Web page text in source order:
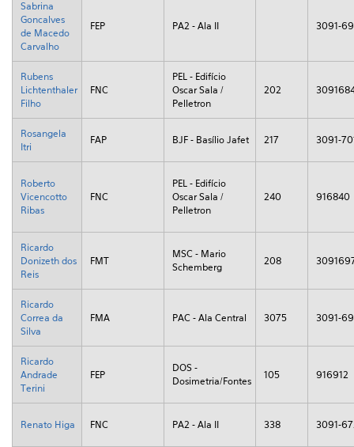
Sabrina
Goncalves
de Macedo
Carvalho
FEP PA2 - Ala II 3091-
Rubens
Lichtenthaler
Filho
FNC
PEL - Edifício
Oscar Sala /
Pelletron
202
Rosangela
Itri
FAP BJF - Basílio Jafet 217 3091-
Roberto
Vicencotto
Ribas
FNC
PEL - Edifício
Oscar Sala /
Pelletron
240 916840
Ricardo
Donizeth dos
Reis
FMT
MSC - Mario
Schemberg
208
Ricardo
Correa da
Silva
FMA PAC - Ala Central 3075 3091-
Ricardo
Andrade
Terini
FEP
DOS -
Dosimetria/Fontes
105 916912
Renato Higa FNC PA2 - Ala II 338 3091-